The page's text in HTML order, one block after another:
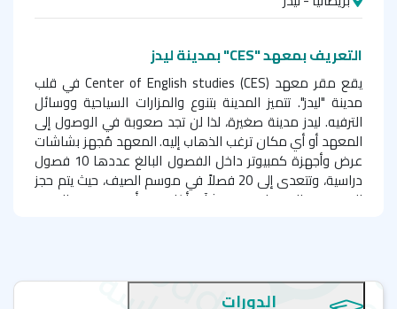
التعريف بمعهد"
CES" بمدينة ليدز
يقع مقر معهد Center of English studies (CES) في قلب
مدينة "ليدز". تتميز المدينة بتنوع والمزارات السياحية ووسائل
الترفيه. ليدز مدينة صغيرة، لذا لن تجد صعوبة في الوصول إلى
المعهد أو أي مكان ترغب الذهاب إليه. المعهد مُجهز بشاشات
عرض وأجهزة كمبيوتر داخل الفصول البالغ عددها 10 فصول
دراسية، وتتعدى إلى 20 فصلاً في موسم الصيف، حيث يتم حجز
المزيد من الفصول في منشآت أكاديمية أخرى. يوجد بالمبنى
انتهاء الدورة التدريبية.
الدورات